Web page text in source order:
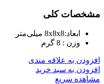
مشخصات کلی
ابعاد:8x8x8 میلی‌متر
وزن : 8 گرم
افزودن به علاقه مندی
افزودن به سبد خرید
مشاهده سریع